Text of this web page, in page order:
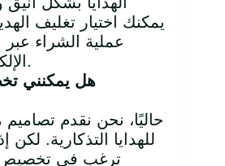
يمكنك اختيار تغليف
عملية الشراء عبر
الإلكتروني.
هل يمكنني
حاليًا، نحن نقدم
للهدايا التذكارية. لكن
ترغب في